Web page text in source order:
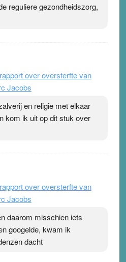
reguliere gezondheidszorg,
over oversterfte van
Jacobs
en religie met elkaar
kom ik uit op dit stuk over
over oversterfte van
Jacobs
daarom misschien iets
googelde, kwam ik
dacht